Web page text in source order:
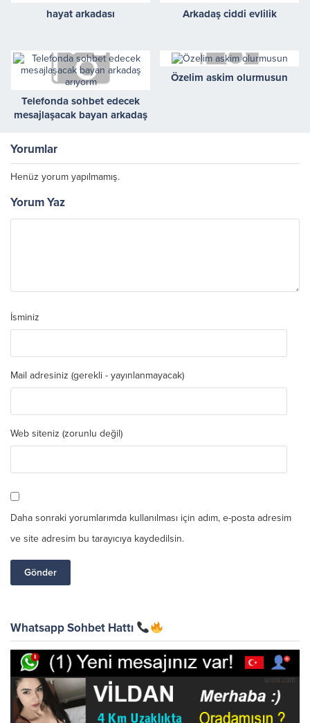
hayat arkadası Arkadaş ciddi evlilik
Telefonda sohbet edecek
mesajlaşacak bayan arkadaş
Özelim askim olurmusun
Yorumlar
Henüz yorum yapılmamış.
Yorum Yaz
İsminiz
Mail adresiniz (gerekli - yayınlanmayacak)
Web siteniz (zorunlu değil)
Daha sonraki yorumlarımda kullanılması için adım, e-posta adresim
ve site adresim bu tarayıcıya kaydedilsin.
Whatsapp Sohbet Hattı